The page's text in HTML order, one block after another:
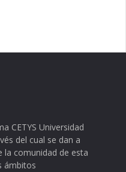
CETYS Universidad
del cual se dan a
la comunidad de esta
ámbitos